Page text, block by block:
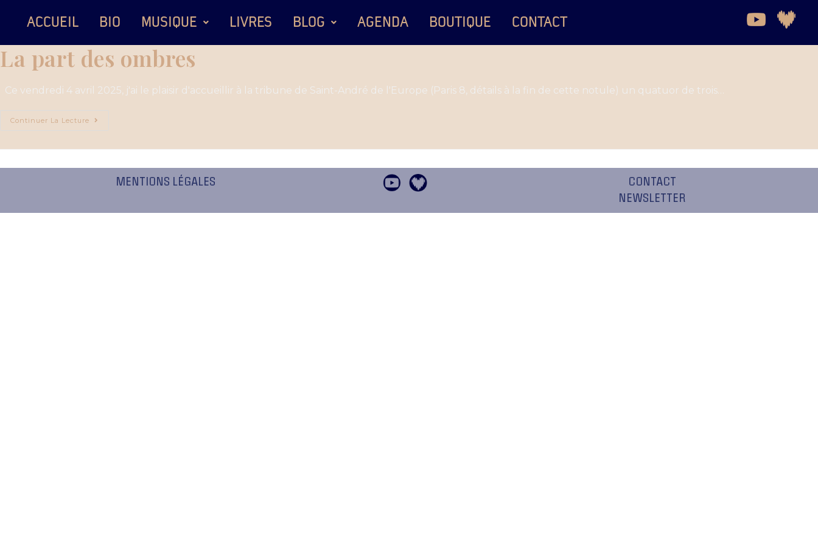
ACCUEIL BIO MUSIQUE LIVRES BLOG AGENDA BOUTIQUE CONTACT
La part des ombres
Ce vendredi 4 avril 2025, j'ai le plaisir d'accueillir à la tribune de Saint-André de l'Europe (Paris 8, détails à la fin de cette notule) un quatuor de trois…
Continuer La Lecture
MENTIONS LÉGALES
CONTACT
NEWSLETTER